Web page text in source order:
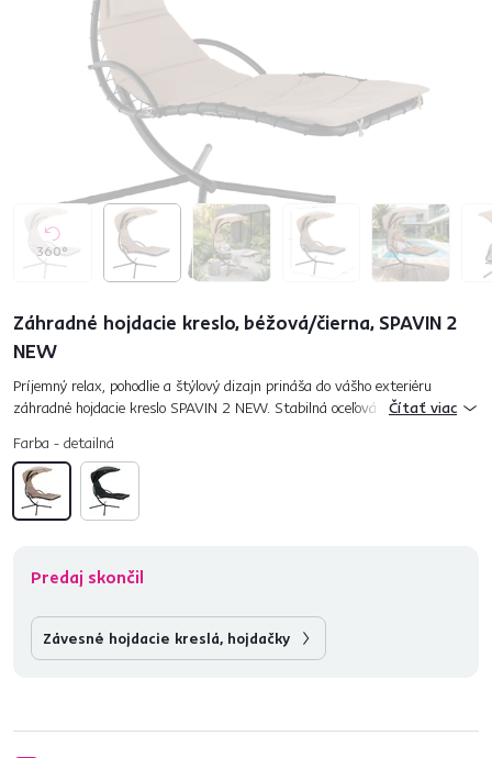
360°
Záhradné hojdacie kreslo, béžová/čierna, SPAVIN 2
NEW
Príjemný relax, pohodlie a štýlový dizajn prináša do vášho exteriéru
záhradné hojdacie kreslo SPAVIN 2 NEW. Stabilná oceľová konštrukcia mu
Čítať viac
Farba - detailná
Predaj skončil
Závesné hojdacie kreslá, hojdačky